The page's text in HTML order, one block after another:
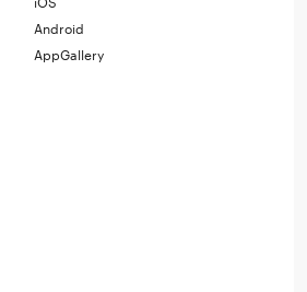
Android
AppGallery